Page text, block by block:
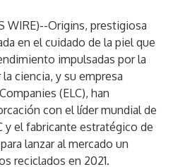
WIRE)--Origins, prestigiosa
en el cuidado de la piel que
impulsadas por la
ciencia, y su empresa
(ELC), han
con el líder mundial de
y el fabricante estratégico de
para lanzar al mercado un
reciclados en 2021.